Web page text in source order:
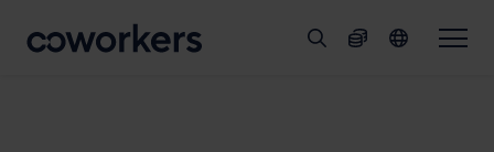
SucheSpendenSprache